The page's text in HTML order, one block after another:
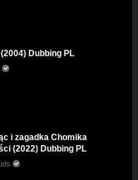
Dubbing PL
i zagadka Chomika
(2022) Dubbing PL